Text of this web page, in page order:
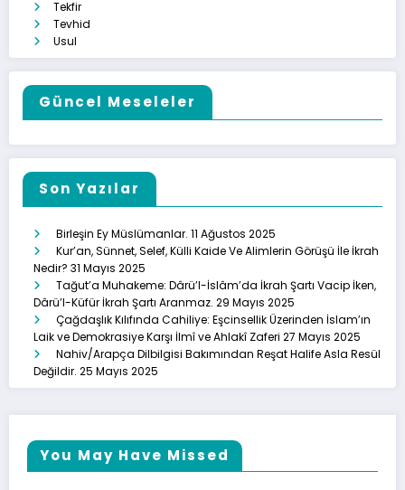
Tekfir
Tevhid
Usul
Güncel Meseleler
Son Yazılar
Birleşin Ey Müslümanlar. 11 Ağustos 2025
Kur’an, Sünnet, Selef, Külli Kaide Ve Alimlerin Görüşü İle İkrah
Nedir? 31 Mayıs 2025
Tağut’a Muhakeme: Dârü’l-İslâm’da İkrah Şartı Vacip İken,
Dârü’l-Küfür İkrah Şartı Aranmaz. 29 Mayıs 2025
Çağdaşlık Kılıfında Cahiliye: Eşcinsellik Üzerinden İslam’ın
Laik ve Demokrasiye Karşı İlmî ve Ahlakî Zaferi 27 Mayıs 2025
Nahiv/Arapça Dilbilgisi Bakımından Reşat Halife Asla Resül
Değildir. 25 Mayıs 2025
You May Have Missed